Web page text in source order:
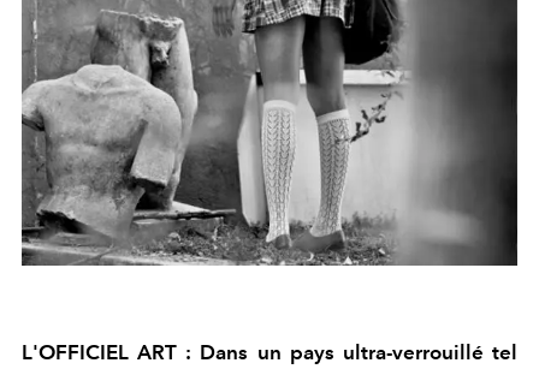
L'OFFICIEL ART : Dans un pays ultra-verrouillé tel